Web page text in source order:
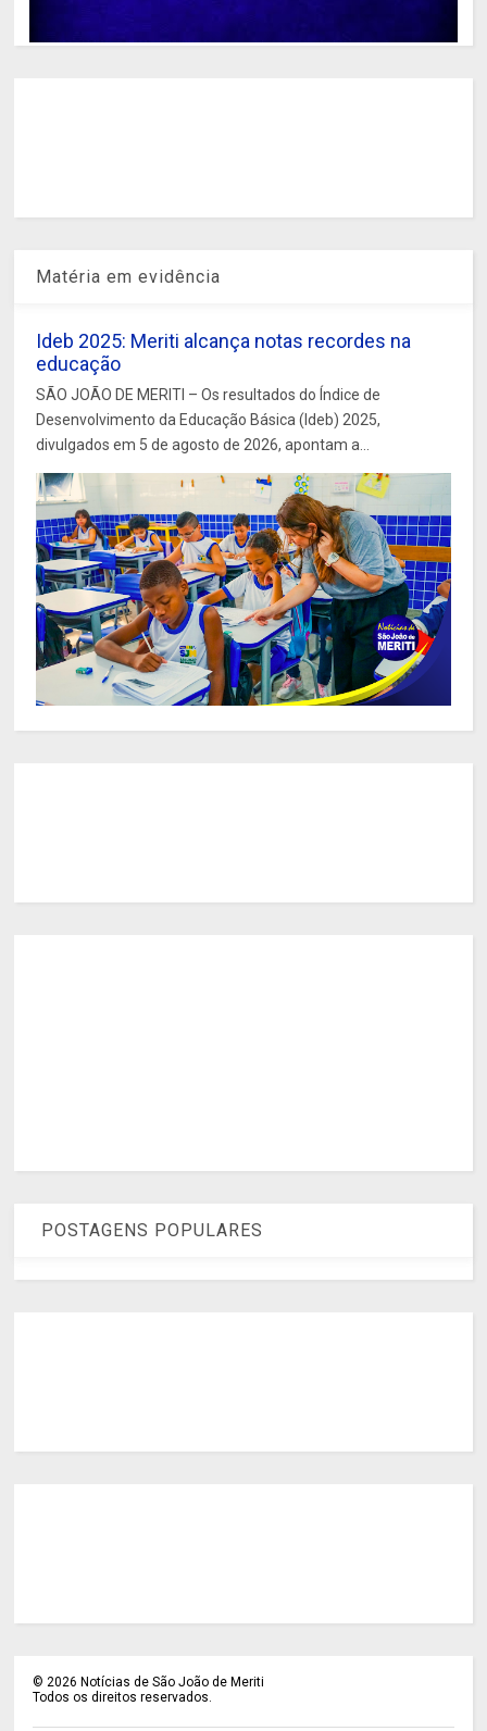
Matéria em evidência
Ideb 2025: Meriti alcança notas recordes na
educação
SÃO JOÃO DE MERITI – Os resultados do Índice de
Desenvolvimento da Educação Básica (Ideb) 2025,
divulgados em 5 de agosto de 2026, apontam a...
POSTAGENS POPULARES
©2026 Notícias de São João de Meriti
Todos os direitos reservados.